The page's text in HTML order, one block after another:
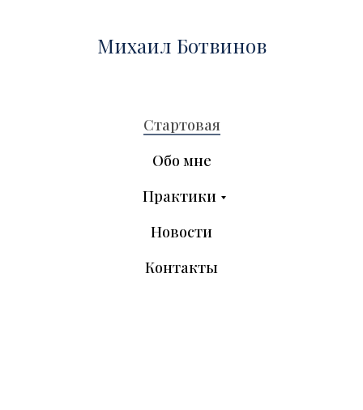
Михаил Ботвинов
Стартовая
Обо мне
Практики
Новости
Контакты